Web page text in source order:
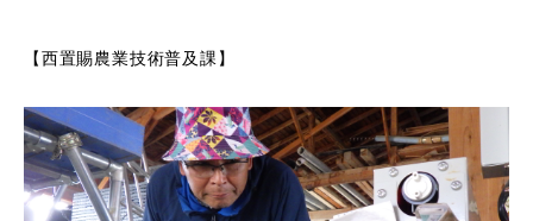
【西置賜農業技術普及課】